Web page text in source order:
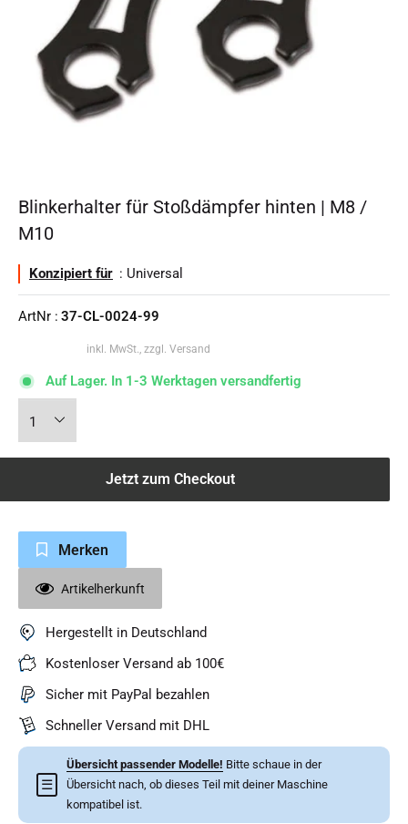
Blinkerhalter für Stoßdämpfer hinten | M8 /
M10
Konzipiert für : Universal
ArtNr : 37-CL-0024-99
inkl. MwSt., zzgl. Versand
Auf Lager. In 1-3 Werktagen versandfertig
Jetzt zum Checkout
Merken
Artikelherkunft
Hergestellt in Deutschland
Kostenloser Versand ab 100€
Sicher mit PayPal bezahlen
Schneller Versand mit DHL
☰
Übersicht passender Modelle! Bitte schaue in der
Übersicht nach, ob dieses Teil mit deiner Maschine
kompatibel ist.